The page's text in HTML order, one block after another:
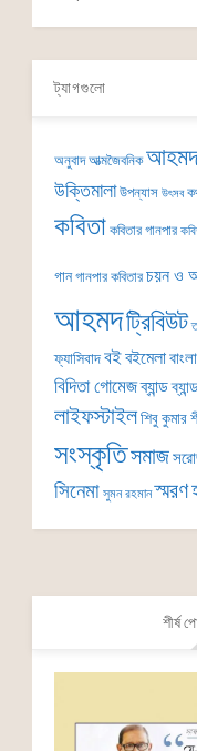
ট্যাগগুলো
অনুবাদ আত্মজৈবনিক আহমদ
উক্তিমালা উপন্যাস উৎসব
কবিতা কবিতার গানপার
গান গানপার কবিতার চয়ন ও
আহমদট্রিবিউট
ফ্যাসিবাদবইবইমেলা
বিদিতা গোমেজব্যান্ড
লাইফস্টাইলশিবু কুমার
সংস্কৃতিসমাজ
সিনেমা সুমন রহমান স্মরণ
শীর্ষ